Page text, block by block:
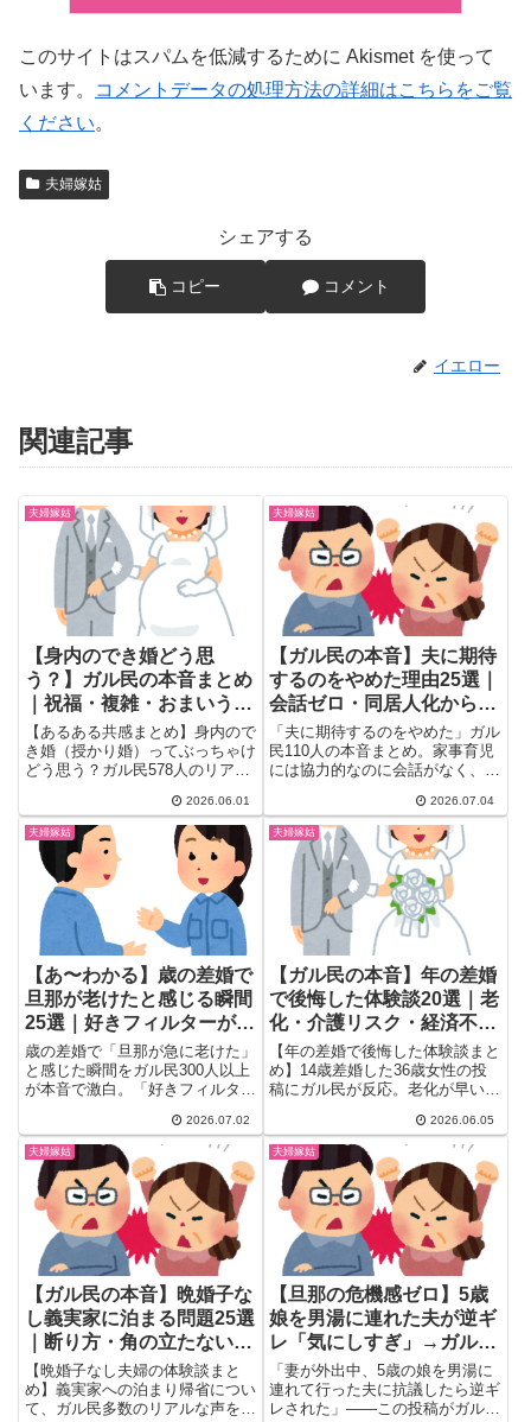
このサイトはスパムを低減するために Akismet を使って
います。
コメントデータの処理方法の詳細はこちらをご覧
ください。
夫婦嫁姑
シェアする
コピー コメント
イエロー
関連記事
夫婦嫁姑
【身内のでき婚どう思
う？】ガル民の本音まとめ
｜祝福・複雑・おまいう案
件のリアル28選
【あるある共感まとめ】身内ので
き婚（授かり婚）ってぶっちゃけ
どう思う？ガル民578人のリアル
で変わる反応・自分もデキ婚だっ
たのに激怒する親のおまいう事
情・でき婚後の離婚リスクまで、
本音28選をまとめました。
2026.06.01
夫婦嫁姑
【ガル民の本音】夫に期待
するのをやめた理由25選｜
会話ゼロ・同居人化から離
婚検討まで赤裸々告白
「夫に期待するのをやめた」ガル
民110人の本音まとめ。家事育児
には協力的なのに会話がなく、話
るだけ…そんな夫婦関係のリアル
な体験談25選。同居人化した夫
婦がどう心を保っているか、期待
しない生き方のコツまで本音で紹
介します。
2026.07.04
夫婦嫁姑
【あ〜わかる】歳の差婚で
旦那が老けたと感じる瞬間
25選｜好きフィルターが外
れた後のリアル
歳の差婚で「旦那が急に老けた」
と感じた瞬間をガル民300人以上
が本音で激白。「好きフィルター
摘から、老化が加速する年齢の
壁、15〜20歳差夫婦が語るリア
ルな悩みまで25選でまとめまし
た。
2026.07.02
夫婦嫁姑
【ガル民の本音】年の差婚
で後悔した体験談20選｜老
化・介護リスク・経済不安
のリアル
【年の差婚で後悔した体験談まと
め】14歳差婚した36歳女性の投
稿にガル民が反応。老化が早い・
将来の介護リスクまで、年の差婚
経験者のリアルな声20選を厳
選。結婚を考える女性が検索して
も出てこない本音を一気にチェッ
ク。
2026.06.05
夫婦嫁姑
【ガル民の本音】晩婚子な
し義実家に泊まる問題25選
｜断り方・角の立たない伝
え方まとめ
【晩婚子なし夫婦の体験談まと
め】義実家への泊まり帰省につい
て、ガル民多数のリアルな声を厳
夫婦嫁姑
【旦那の危機感ゼロ】5歳
娘を男湯に連れた夫が逆ギ
レ「気にしすぎ」→ガル民
「虐待です」｜+2402コメ
ントの怒りの声まとめ
「妻が外出中、5歳の娘を男湯に
連れて行った夫に抗議したら逆ギ
レされた」——この投稿がガルち